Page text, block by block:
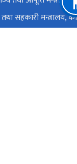
सहकारी मन्त्रालय,